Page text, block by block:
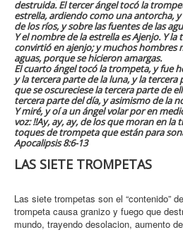
destruida. El tercer ángel tocó la
estrella, ardiendo como una antorcha,
de los ríos, y sobre las fuentes de las
Y el nombre de la estrella es Ajenjo. Y la
convirtió en ajenjo; y muchos hombres
aguas, porque se hicieron amargas.
El cuarto ángel tocó la trompeta, y fue
y la tercera parte de la luna, y la tercera
que se oscureciese la tercera parte de
tercera parte del día, y asimismo de la
Y miré, y oí a un ángel volar por en
voz: !!Ay, ay, ay, de los que moran en la
toques de trompeta que están para
Apocalipsis 8:6-13
LAS SIETE TROMPETAS
Las siete trompetas son el “contenido”
trompeta causa granizo y fuego que
mundo, trayendo desolacion, aumento